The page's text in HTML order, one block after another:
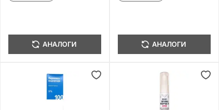
АНАЛОГИ АНАЛОГИ